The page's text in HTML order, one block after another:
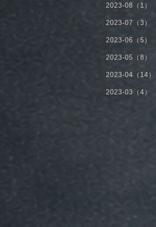
2023-08（1）
2023-07（3）
2023-06（5）
2023-05（8）
2023-04（14）
2023-03（4）